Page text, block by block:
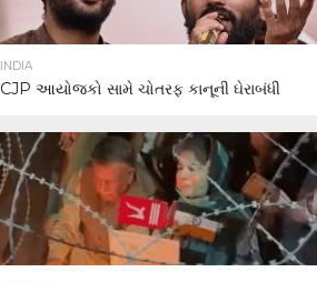
INDIA
CJP આયોજકો સામે ચોતરફ કાનૂની ઘેરાબંધી